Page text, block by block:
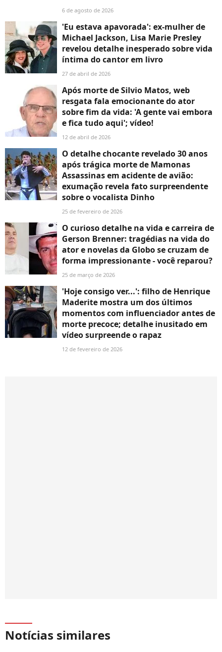
6 de agosto de 2026
'Eu estava apavorada': ex-mulher de
Michael Jackson, Lisa Marie Presley
revelou detalhe inesperado sobre vida
íntima do cantor em livro
27 de abril de 2026
Após morte de Silvio Matos, web
resgata fala emocionante do ator
sobre fim da vida: 'A gente vai embora
e fica tudo aqui'; vídeo!
12 de abril de 2026
O detalhe chocante revelado 30 anos
após trágica morte de Mamonas
Assassinas em acidente de avião:
exumação revela fato surpreendente
sobre o vocalista Dinho
25 de fevereiro de 2026
O curioso detalhe na vida e carreira de
Gerson Brenner: tragédias na vida do
ator e novelas da Globo se cruzam de
forma impressionante - você reparou?
25 de março de 2026
'Hoje consigo ver...': filho de Henrique
Maderite mostra um dos últimos
momentos com influenciador antes de
morte precoce; detalhe inusitado em
vídeo surpreende o rapaz
12 de fevereiro de 2026
Notícias similares